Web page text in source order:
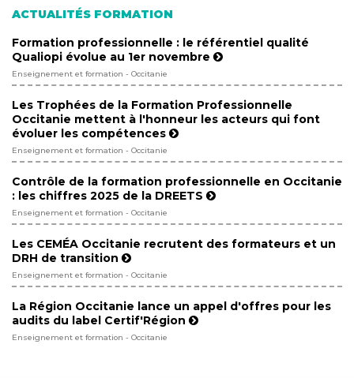
ACTUALITÉS FORMATION
Formation professionnelle : le référentiel qualité
Qualiopi évolue au 1er novembre
Enseignement et formation - Occitanie
Les Trophées de la Formation Professionnelle
Occitanie mettent à l'honneur les acteurs qui font
évoluer les compétences
Enseignement et formation - Occitanie
Contrôle de la formation professionnelle en Occitanie
: les chiffres 2025 de la DREETS
Enseignement et formation - Occitanie
Les CEMÉA Occitanie recrutent des formateurs et un
DRH de transition
Enseignement et formation - Occitanie
La Région Occitanie lance un appel d'offres pour les
audits du label Certif'Région
Enseignement et formation - Occitanie